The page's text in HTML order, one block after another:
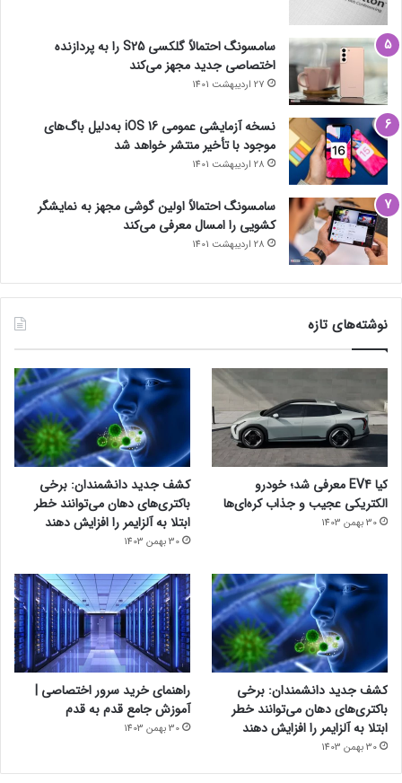
سامسونگ احتمالاً گلکسی S25 را به پردازنده
اختصاصی جدید مجهز می‌کند
27 اردیبهشت 1401
نسخه آزمایشی عمومی iOS 16 به‌دلیل باگ‌های
موجود با تأخیر منتشر خواهد شد
28 اردیبهشت 1401
سامسونگ احتمالاً اولین گوشی مجهز به نمایشگر
کشویی را امسال معرفی می‌کند
28 اردیبهشت 1401
نوشته‌های تازه
کیا EV4 معرفی شد؛ خودرو
الکتریکی عجیب و جذاب کره‌ای‌ها
30 بهمن 1403
کشف جدید دانشمندان: برخی
باکتری‌های دهان می‌توانند خطر
ابتلا به آلزایمر را افزایش دهند
30 بهمن 1403
کشف جدید دانشمندان: برخی
باکتری‌های دهان می‌توانند خطر
ابتلا به آلزایمر را افزایش دهند
30 بهمن 1403
راهنمای خرید سرور اختصاصی |
آموزش جامع قدم به قدم
30 بهمن 1403